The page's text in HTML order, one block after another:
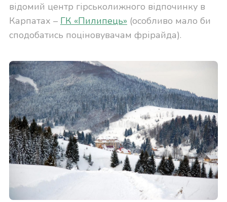
відомий центр гірськолижного відпочинку в
Карпатах – ГК «Пилипець» (особливо мало би
сподобатись поціновувачам фрірайда).